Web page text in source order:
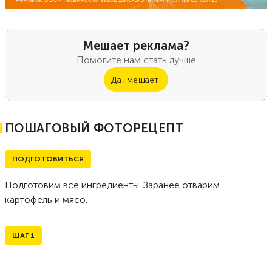
Мешает реклама?
Помогите нам стать лучше
Да, мешает!
ПОШАГОВЫЙ ФОТОРЕЦЕПТ
ПОДГОТОВИТЬСЯ
Подготовим все ингредиенты. Заранее отварим
картофель и мясо.
ШАГ 1